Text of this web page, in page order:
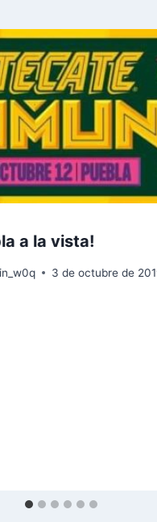
a la vista!
3 de octubre de